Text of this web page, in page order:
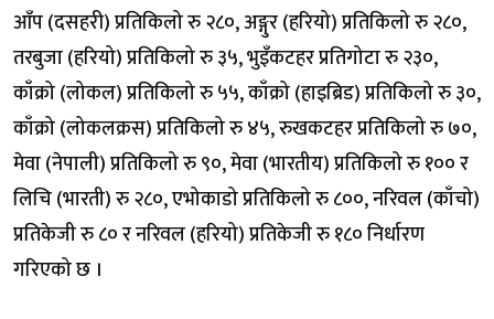
आँप (दसहरी) प्रतिकिलो रु २८०, अङ्गुर (हरियो) प्रतिकिलो रु २८०,
तरबुजा (हरियो) प्रतिकिलो रु ३५, भुइँकटहर प्रतिगोटा रु २३०,
काँक्रो (लोकल) प्रतिकिलो रु ५५, काँक्रो (हाइब्रिड) प्रतिकिलो रु ३०,
काँक्रो (लोकलक्रस) प्रतिकिलो रु ४५, रुखकटहर प्रतिकिलो रु ७०,
मेवा (नेपाली) प्रतिकिलो रु ९०, मेवा (भारतीय) प्रतिकिलो रु १०० र
लिचि (भारती) रु २८०, एभोकाडो प्रतिकिलो रु ८००, नरिवल (काँचो)
प्रतिकेजी रु ८० र नरिवल (हरियो) प्रतिकेजी रु १८० निर्धारण
गरिएको छ ।